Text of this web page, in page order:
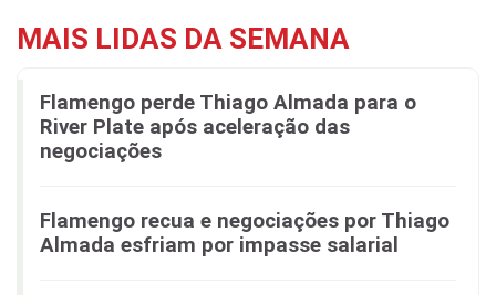
MAIS LIDAS DA SEMANA
Flamengo perde Thiago Almada para o
River Plate após aceleração das
negociações
Flamengo recua e negociações por Thiago
Almada esfriam por impasse salarial